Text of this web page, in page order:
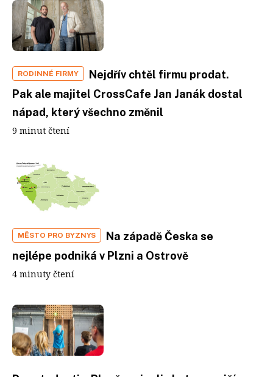
RODINNÉ FIRMY
Nejdřív chtěl firmu prodat.
Pak ale majitel CrossCafe Jan Janák dostal
nápad, který všechno změnil
9 minut čtení
MĚSTO PRO BYZNYS
Na západě Česka se
nejlépe podniká v Plzni a Ostrově
4 minuty čtení